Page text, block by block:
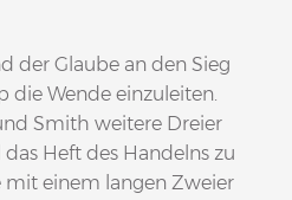
der Glaube an den Sieg
die Wende einzuleiten.
Smith weitere Dreier
Heft des Handelns zu
mit einem langen Zweier